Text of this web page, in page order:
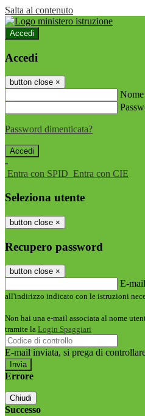
Salta al contenuto
Accedi
Accedi
button close ×
Password dimenticata?
-
Entra con SPID Entra con CIE
Seleziona utente
button close ×
Recupero password
button close ×
E-mail
all'indirizzo indicato con le istruzioni
Non hai una e-mail associata al nome
tramite la Login Spaggiari
E-mail inviata, si prega di
Errore
Chiudi
Successo